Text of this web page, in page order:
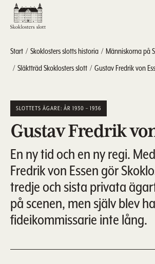
Start Skoklosters slotts historia
Människorna på
Släktträd Skoklosters slott
Gustav Fredrik von
SLOTTETS ÄGARE: ÅR 1930 – 1936
Gustav Fredrik
En ny tid och en ny regi.
Fredrik von Essen gör
tredje och sista privata
på scenen, men själv blev
fideikommissarie inte lång.